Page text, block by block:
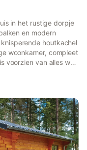
in het rustige dorpje
en modern
houtkachel
woonkamer, compleet
voorzien van alles wat
Met drie
met een
toevluchtsoord